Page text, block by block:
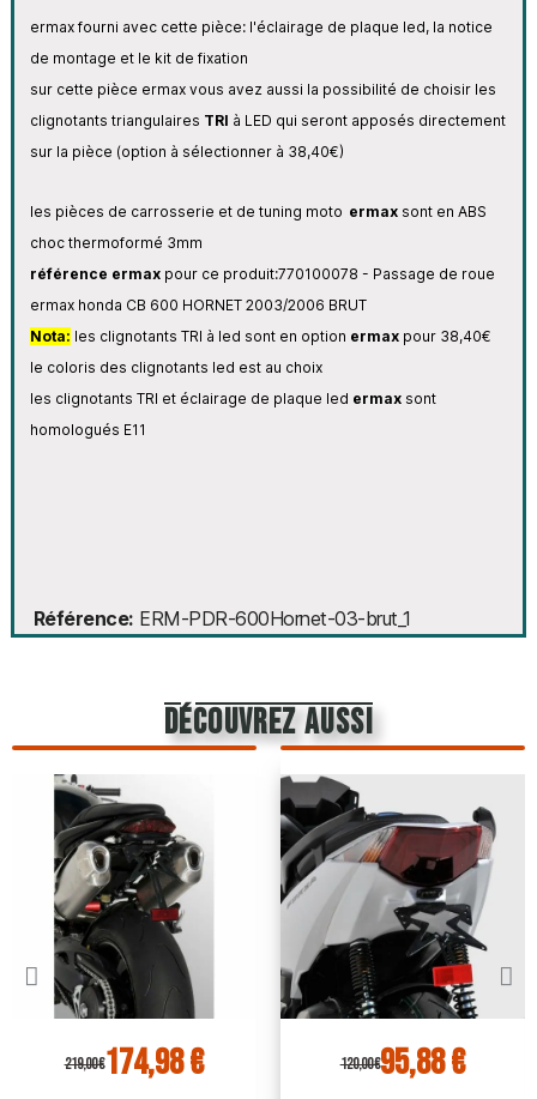
ermax fourni avec cette pièce: l'éclairage de plaque led, la notice
de montage et le kit de fixation
sur cette pièce ermax vous avez aussi la possibilité de choisir les
clignotants triangulaires TRI à LED qui seront apposés directement
sur la pièce (option à sélectionner à 38,40€)
les pièces de carrosserie et de tuning moto ermaxsont en ABS
choc thermoformé 3mm
référence ermaxpour ce produit:770100078 - Passage de roue
ermax honda CB 600 HORNET 2003/2006 BRUT
Nota: les clignotants TRI à led sont en option ermaxpour 38,40€
le coloris des clignotants led est au choix
les clignotants TRI et éclairage de plaque led ermaxsont
homologués E11
Référence ERM-PDR-600Hornet-03-brut_1
découvrez aussi
219,00 €174,98 € 120,00 €95,88 €